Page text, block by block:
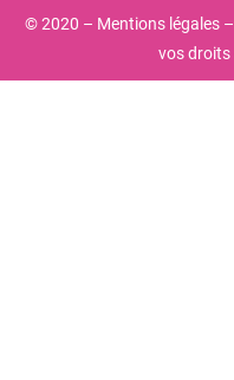
© 2020 – Mentions légales –
vos droits